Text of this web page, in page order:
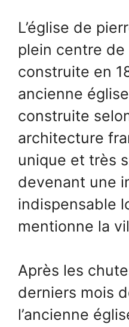
L’église de
plein centre de
construite en
ancienne
construite
architecture
unique et très
devenant une
indispensable
mentionne la
Après les
derniers mois
l’ancienne